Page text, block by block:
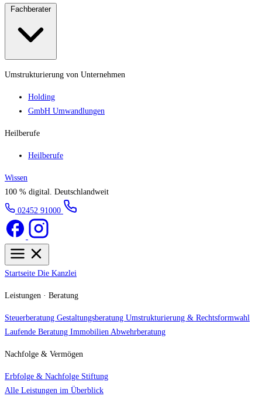
Fachberater
Umstrukturierung von Unternehmen
Holding
GmbH Umwandlungen
Heilberufe
Heilberufe
Wissen
100 % digital. Deutschlandweit
02452 91000
Startseite Die Kanzlei
Leistungen · Beratung
Steuerberatung Gestaltungsberatung Umstrukturierung & Rechtsformwahl
Laufende Beratung Immobilien Abwehrberatung
Nachfolge & Vermögen
Erbfolge & Nachfolge Stiftung
Alle Leistungen im Überblick